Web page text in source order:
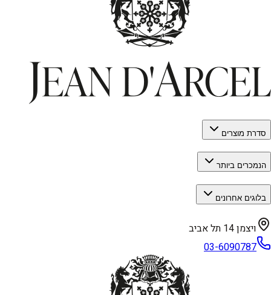
סדרת מוצרים
הנמכרים ביותר
בלוגים אחרונים
ויצמן 14 תל אביב
03-6090787